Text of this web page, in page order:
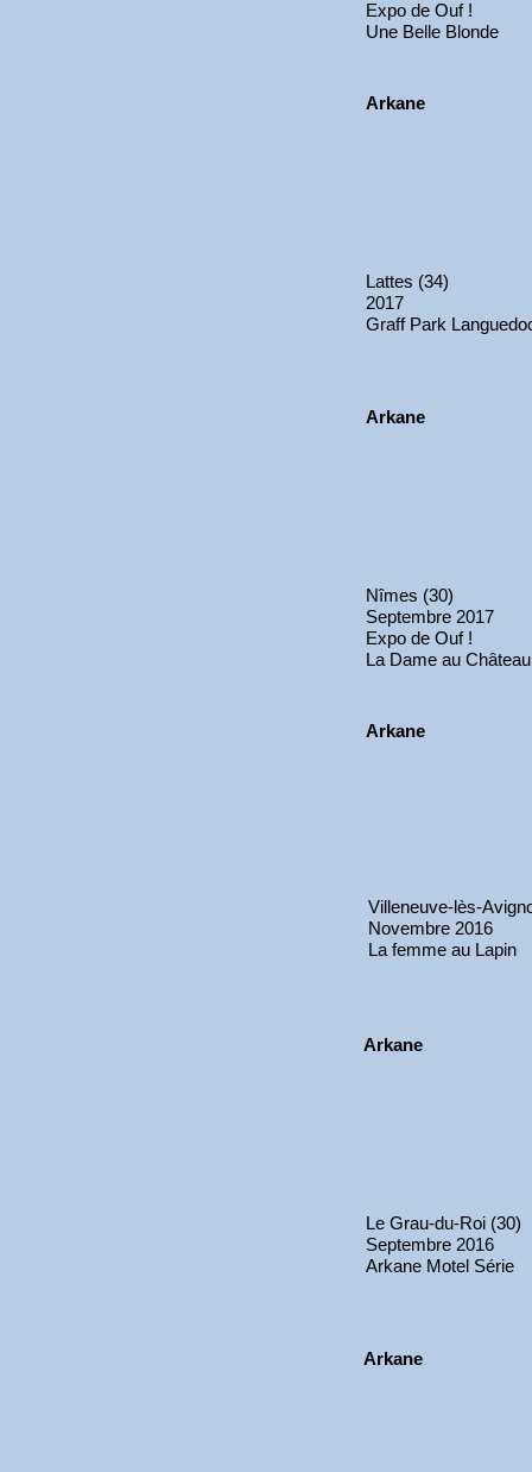
Expo de Ouf !
Une Belle Blonde
Arkane
Lattes (34)
2017
Graff Park
Arkane
Nîmes (30)
Septembre 2017
Expo de Ouf !
La Dame au Château
Arkane
Villeneuve-lès-
Novembre 2016
La femme au Lapin
Arkane
Le Grau-du-Roi (30)
Septembre 2016
Arkane Motel Série
Arkane